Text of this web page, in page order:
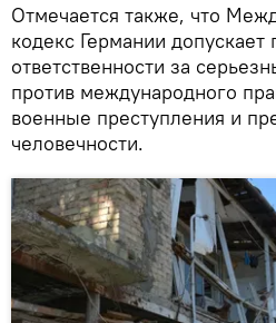
Отмечается также, что
кодекс Германии допускает
ответственности за
против международного
военные преступления и
человечности.